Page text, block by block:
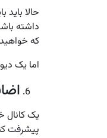
حالا
داشته
که خواهید
اما یک
یک کانال
پیشرفت